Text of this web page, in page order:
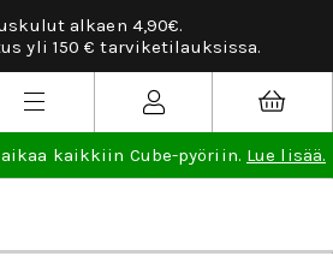
ilmainen vaihto- ja
lisää.
kaikkiin Cube-pyöriin. Lue lisää.